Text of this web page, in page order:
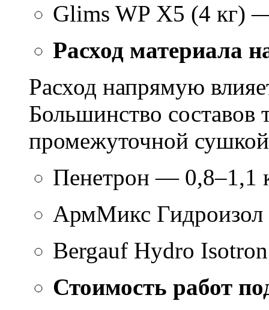
Glims WP X5 (4 кг)
Расход материала
Расход напрямую
Большинство составов
промежуточной
Пенетрон — 0,8–1,1
АрмМикс
Bergauf Hydro
Стоимость работ